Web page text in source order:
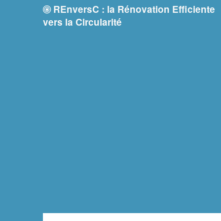
REnversC : la Rénovation Efficiente
vers la Circularité